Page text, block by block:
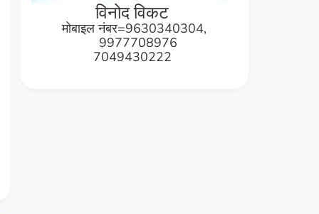
विनोद विकट
मोबाइल नंबर=9630340304,
9977708976
7049430222